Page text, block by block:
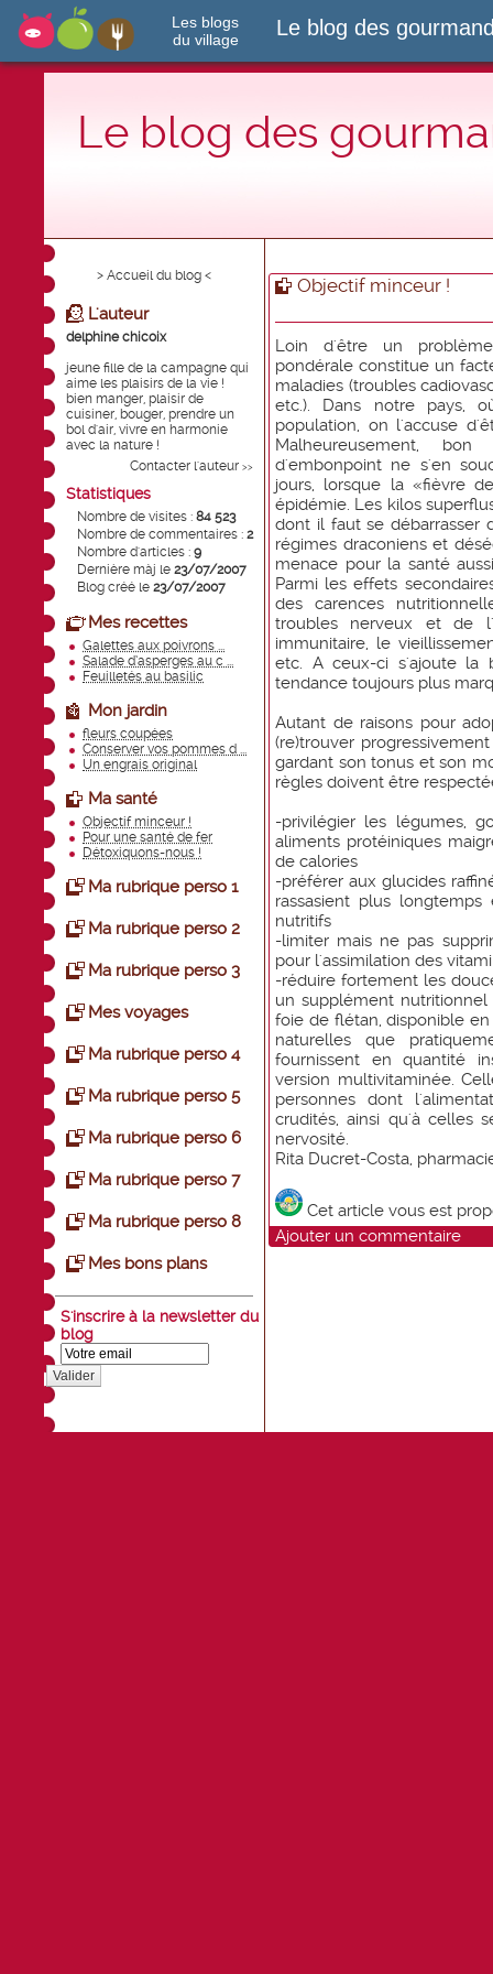
Les blogs
du village
Le blog des
Le blog des
> Accueil du blog <
L'auteur
delphine chicoix
jeune fille de la campagne qui
aime les plaisirs de la vie !
bien manger, plaisir de
cuisiner, bouger, prendre un
bol d'air, vivre en harmonie
avec la nature !
Contacter l'auteur >>
Statistiques
Nombre de visites : 84 523
Nombre de commentaires : 2
Nombre d'articles : 9
Dernière màj le 23/07/2007
Blog créé le 23/07/2007
Mes recettes
Galettes aux poivrons ...
Salade d’asperges au c ...
Feuilletés au basilic
Mon jardin
fleurs coupées
Conserver vos pommes d ...
Un engrais original
Ma santé
Objectif minceur !
Pour une santé de fer
Détoxiquons-nous !
Ma rubrique perso 1
Ma rubrique perso 2
Ma rubrique perso 3
Mes voyages
Ma rubrique perso 4
Ma rubrique perso 5
Ma rubrique perso 6
Ma rubrique perso 7
Ma rubrique perso 8
Mes bons plans
S'inscrire à la newsletter du
blog
Valider
Objectif minceur !
Loin d'être un
pondérale constitue un
maladies (troubles
etc.). Dans notre pays,
population, on l'accuse
Malheureusement,
d'embonpoint ne s'en
jours, lorsque la «fièvre
épidémie. Les kilos
dont il faut se débarrasser
régimes draconiens et
menace pour la santé
Parmi les effets
des carences
troubles nerveux et de
immunitaire, le
etc. A ceux-ci s'ajoute la
tendance toujours plus
Autant de raisons pour
(re)trouver
gardant son tonus et son
règles doivent être
-privilégier les légumes,
aliments protéiniques
de calories
-préférer aux glucides
rassasient plus
nutritifs
-limiter mais ne pas
pour l'assimilation des
-réduire fortement les
un supplément
foie de flétan, disponible
naturelles que
fournissent en quantité
version multivitaminée.
personnes dont
crudités, ainsi qu'à celles
nervosité.
Rita Ducret-Costa,
Cet article vous est
Ajouter un commentaire